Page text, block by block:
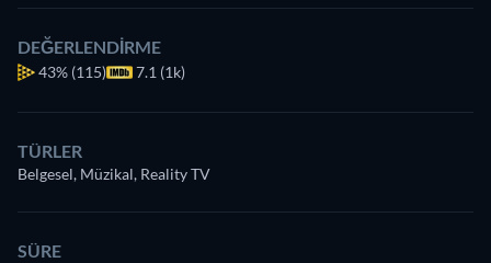
DEĞERLENDIRME
43% (115) 7.1 (1k)
TÜRLER
Belgesel, Müzikal, Reality TV
SÜRE